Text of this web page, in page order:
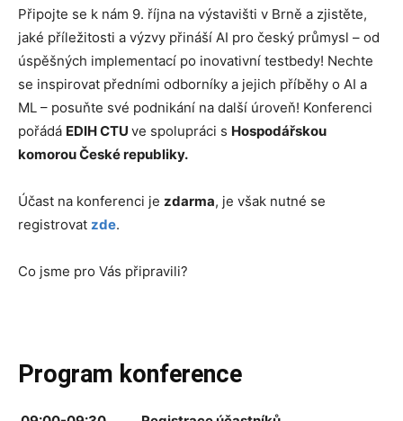
Připojte se k nám 9. října na výstavišti v Brně a zjistěte,
jaké příležitosti a výzvy přináší AI pro český průmysl – od
úspěšných implementací po inovativní testbedy! Nechte
se inspirovat předními odborníky a jejich příběhy o AI a
ML – posuňte své podnikání na další úroveň! Konferenci
pořádá EDIH CTU ve spolupráci s Hospodářskou
komorou České republiky.
Účast na konferenci je zdarma, je však nutné se
registrovat zde.
Co jsme pro Vás připravili?
Program konference